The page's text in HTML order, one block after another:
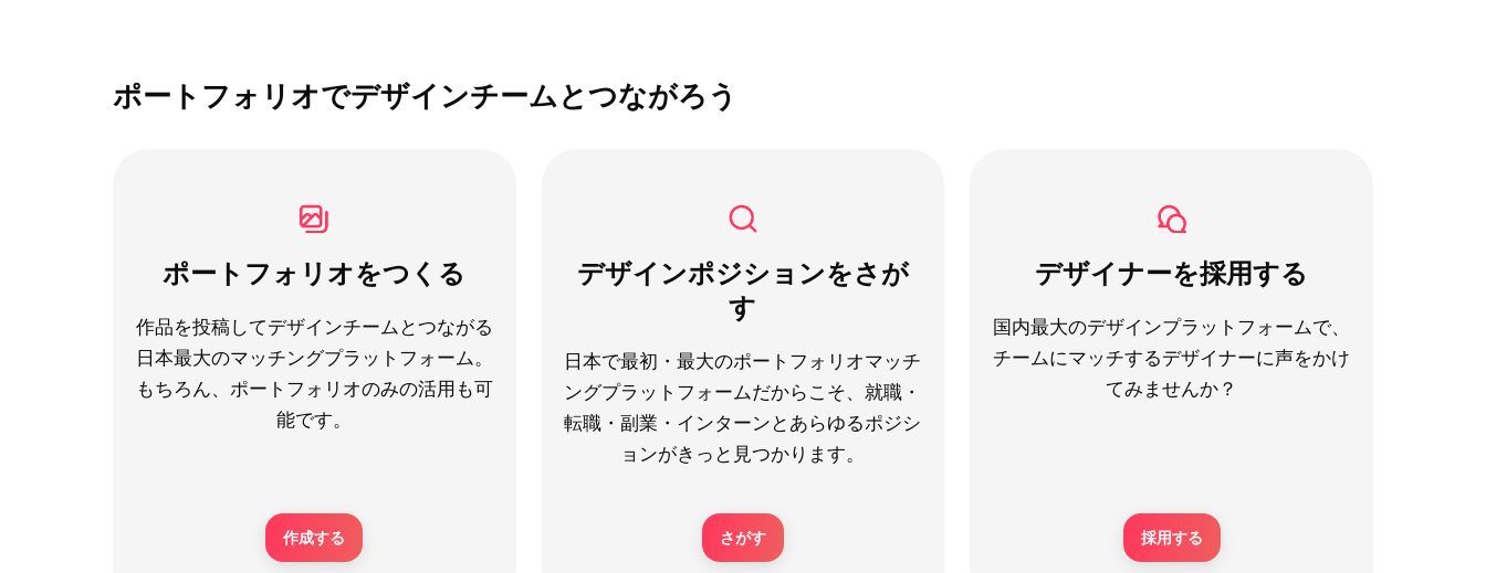
ポートフォリオでデザインチームとつながろう
ポートフォリオをつくる
作品を投稿してデザインチームとつながる
日本最大のマッチングプラットフォーム。
もちろん、ポートフォリオのみの活用も可
能です。
作成する
デザインポジションをさが
す
日本で最初・最大のポートフォリオマッチ
ングプラットフォームだからこそ、就職・
転職・副業・インターンとあらゆるポジシ
ョンがきっと見つかります。
さがす
デザイナーを採用する
国内最大のデザインプラットフォームで、
チームにマッチするデザイナーに声をかけ
てみませんか？
採用する